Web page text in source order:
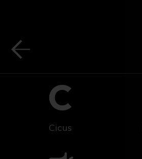
Cicus